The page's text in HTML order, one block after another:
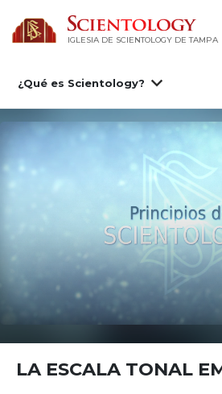
IGLESIA DE SCIENTOLOGY DE TAMPA
¿Qué es Scientology?
LA ESCALA TONAL